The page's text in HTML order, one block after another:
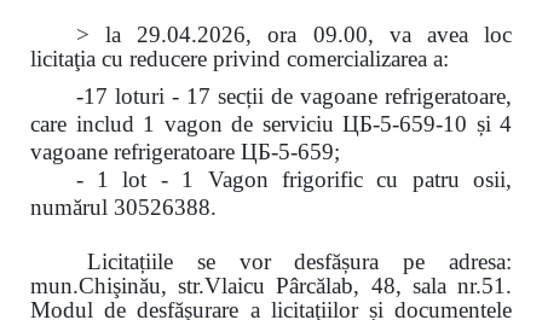
> la 29.04.2026, ora 09.00, va avea loc
licitaţia cu reducere privind comercializarea a:
-17 loturi - 17 secții de vagoane refrigeratoare,
care includ 1 vagon de serviciu ЦБ-5-659-10 și 4
vagoane refrigeratoare ЦБ-5-659;
- 1 lot - 1 Vagon frigorific cu patru osii,
numărul 30526388.
Licitațiile se vor desfășura pe adresa:
mun.Chişinău, str.Vlaicu Pârcălab, 48, sala nr.51.
Modul de desfăşurare a licitaţiilor și documentele